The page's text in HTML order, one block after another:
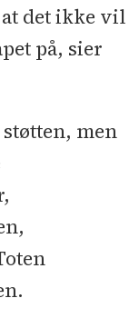
det ikke vil
på, sier
men